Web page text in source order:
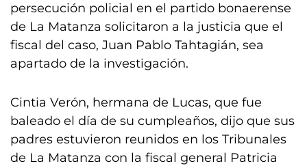
persecución policial en el partido bonaerense
de La Matanza solicitaron a la justicia que el
fiscal del caso, Juan Pablo Tahtagián, sea
apartado de la investigación.
Cintia Verón, hermana de Lucas, que fue
baleado el día de su cumpleaños, dijo que sus
padres estuvieron reunidos en los Tribunales
de La Matanza con la fiscal general Patricia